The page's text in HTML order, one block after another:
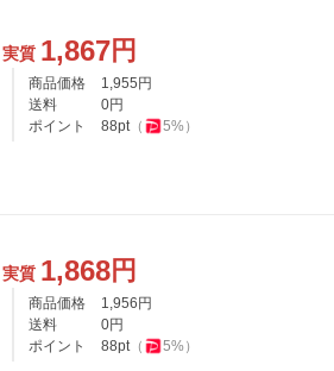
実質 1,867円
商品価格 1,955 円
送料
0円
ポイント
88pt（ 5%）
実質 1,868円
商品価格 1,956 円
送料
0円
ポイント
88pt（ 5%）